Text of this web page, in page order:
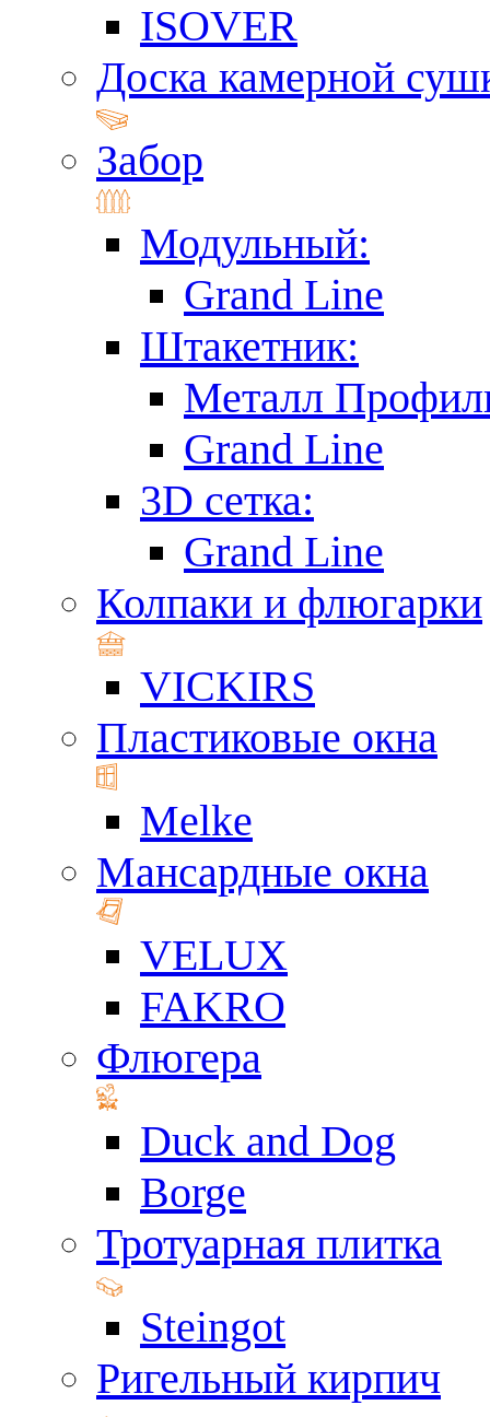
ISOVER
Доска камерной
Забор
Модульный:
Grand Line
Штакетник:
Металл
Grand Line
3D сетка:
Grand Line
Колпаки и флюгарки
VICKIRS
Пластиковые окна
Melke
Мансардные окна
VELUX
FAKRO
Флюгера
Duck and Dog
Borge
Тротуарная плитка
Steingot
Ригельный кирпич